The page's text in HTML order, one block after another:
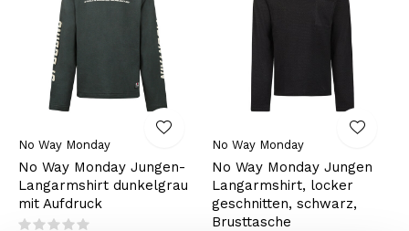
No Way Monday
No Way Monday Jungen-
Langarmshirt dunkelgrau
mit Aufdruck
No Way Monday
No Way Monday Jungen
Langarmshirt, locker
geschnitten, schwarz,
Brusttasche